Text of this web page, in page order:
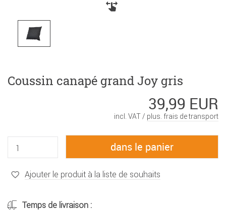
Coussin canapé grand Joy gris
39,99 EUR
incl. VAT / plus. frais de transport
Ajouter le produit à la liste de souhaits
Temps de livraison :